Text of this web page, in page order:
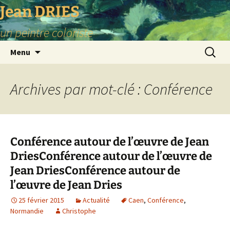
Aller
au
contenu
Jean DRIES
un peintre coloriste
Menu
Archives par mot-clé : Conférence
Conférence autour de l’œuvre de Jean
DriesConférence autour de l’œuvre de
Jean DriesConférence autour de
l’œuvre de Jean Dries
25 février 2015 Actualité Caen, Conférence,
Normandie
Christophe